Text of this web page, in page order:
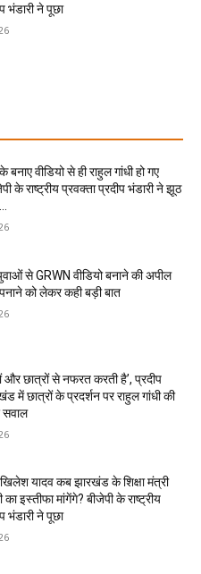
भंडारी ने पूछा
वीडियो से ही राहुल गांधी हो गए
के राष्ट्रीय प्रवक्ता प्रदीप भंडारी ने झूठ
से GRWN वीडियो बनाने की अपील
को लेकर कही बड़ी बात
और छात्रों से नफरत करती है’, प्रदीप
में छात्रों के प्रदर्शन पर राहुल गांधी की
सवाल
यादव कब झारखंड के शिक्षा मंत्री
इस्तीफा मांगेंगे? बीजेपी के राष्ट्रीय
भंडारी ने पूछा